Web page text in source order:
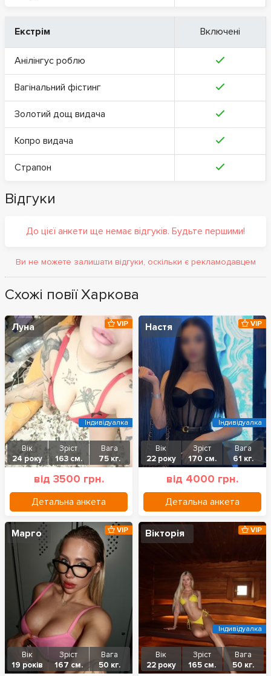
Екстрім Включені
Анілінгус роблю
Вагінальний фістинг
Золотий дощ видача
Копро видача
Страпон
Відгуки
До цієї анкети ще немає відгуків. Будьте першими!
Ви не можете залишати відгуки, оскільки є рекламодавцем
Схожі повії Харкова
Луна
Вік
24 року
Зріст
163 см.
Вага
75 кг.
від 3500 грн.
Детальна анкета
VIP
Індивідуалка
Настя
Вік
22 року
Зріст
170 см.
Вага
61 кг.
від 4000 грн.
Детальна анкета
VIP
Індивідуалка
Марго
Вік
19 років
Зріст
167 см.
Вага
50 кг.
VIP Вікторія
Вік
22 року
Зріст
165 см.
Вага
50 кг.
VIP
Індивідуалка